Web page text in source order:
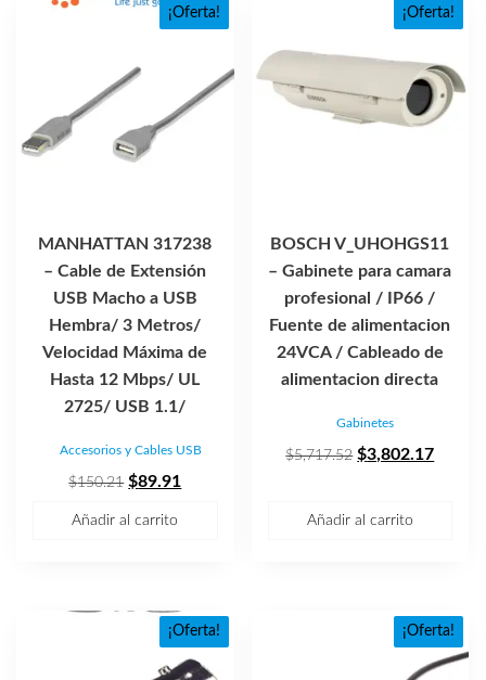
¡Oferta!
MANHATTAN 317238
– Cable de Extensión
USB Macho a USB
Hembra/ 3 Metros/
Velocidad Máxima de
Hasta 12 Mbps/ UL
2725/ USB 1.1/
Accesorios y Cables USB
$150.21 El
$89.91El
Añadir al carrito
¡Oferta!
BOSCH V_UHOHGS11
– Gabinete para camara
profesional / IP66 /
Fuente de alimentacion
24VCA / Cableado de
alimentacion directa
Gabinetes
$5,717.52 El
$3,802.17El
Añadir al carrito
¡Oferta! ¡Oferta!